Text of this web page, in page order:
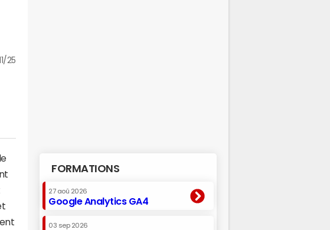
25
FORMATIONS
27 aoû 2026
Google Analytics GA4
03 sep 2026